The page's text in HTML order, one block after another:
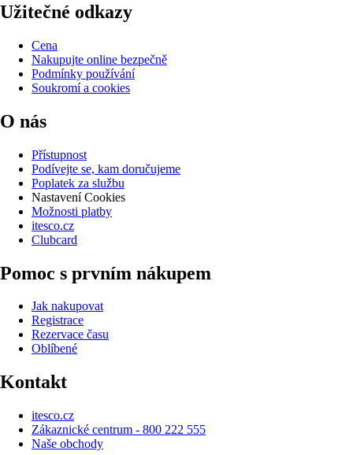
Užitečné odkazy
Cena
Nakupujte online bezpečně
Podmínky používání
Soukromí a cookies
O nás
Přístupnost
Podívejte se, kam doručujeme
Poplatek za službu
Nastavení Cookies
Možnosti platby
itesco.cz
Clubcard
Pomoc s prvním nákupem
Jak nakupovat
Registrace
Rezervace času
Oblíbené
Kontakt
itesco.cz
Zákaznické centrum - 800 222 555
Naše obchody